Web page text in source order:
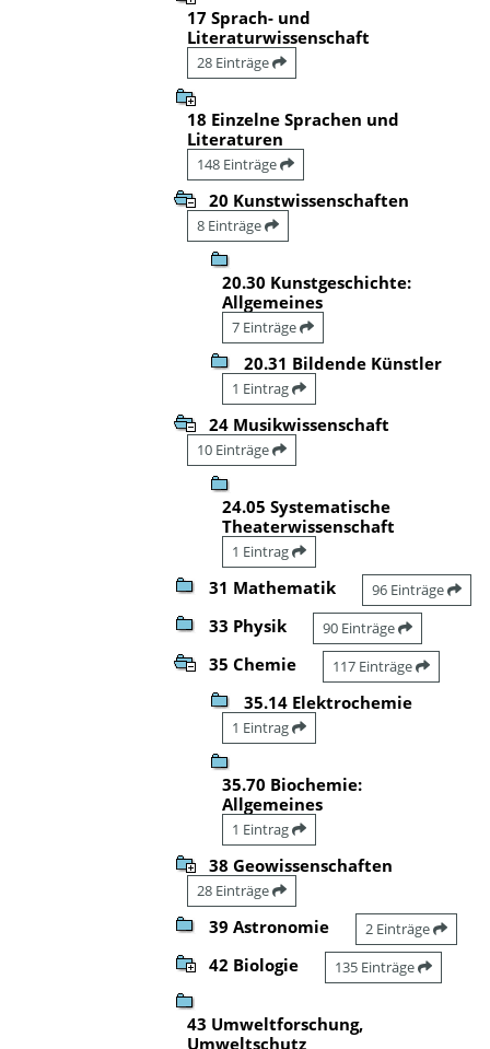
17 Sprach- und
Literaturwissenschaft
28 Einträge
18 Einzelne Sprachen und
Literaturen
148 Einträge
20 Kunstwissenschaften
8 Einträge
20.30 Kunstgeschichte:
Allgemeines
7 Einträge
20.31 Bildende Künstler
1 Eintrag
24 Musikwissenschaft
10 Einträge
24.05 Systematische
Theaterwissenschaft
1 Eintrag
31 Mathematik 96 Einträge
33 Physik 90 Einträge
35 Chemie 117 Einträge
35.14 Elektrochemie
1 Eintrag
35.70 Biochemie:
Allgemeines
1 Eintrag
38 Geowissenschaften
28 Einträge
39 Astronomie 2 Einträge
42 Biologie 135 Einträge
43 Umweltforschung,
Umweltschutz